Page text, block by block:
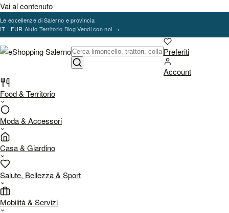
Vai al contenuto
Le eccellenze di Salerno e provincia
IT · EUR Aiuto Territorio BlogVendi con noi →
Preferiti
Account
Food & Territorio
Moda & Accessori
Casa & Giardino
Salute, Bellezza & Sport
Mobilità & Servizi